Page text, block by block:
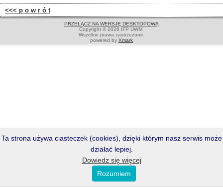
<<< p o w r ó t
PRZEŁĄCZ NA WERSJĘ DESKTOPOWĄ
Copyright © 2026 IFP UWM.
Wszelkie prawa zastrzeżone.
powered by Xmark
Ta strona używa ciasteczek (cookies), dzięki którym nasz serwis może
działać lepiej.
Dowiedz się więcej
Rozumiem